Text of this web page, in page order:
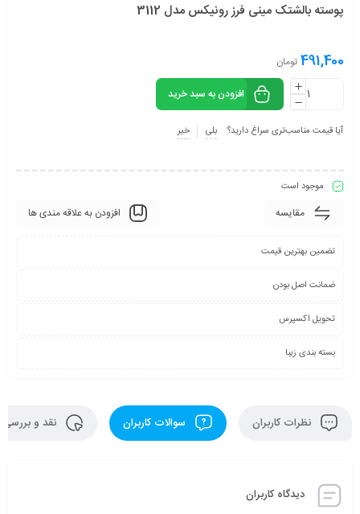
پوسته بالشتک مینی فرز رونیکس مدل 3112
491,400 تومان
افزودن به سبد خرید
آیا قیمت مناسب‌تری سراغ دارید؟ بلی خیر
موجود است
مقایسه افزودن به علاقه مندی ها
تضمین بهترین قیمت
ضمانت اصل بودن
تحویل اکسپرس
بسته بندی زیبا
نظرات کاربران سوالات کاربران نقد و بررسی
دیدگاه کاربران